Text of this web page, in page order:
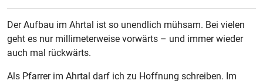
Der Aufbau im Ahrtal ist so unendlich mühsam. Bei vielen
geht es nur millimeterweise vorwärts – und immer wieder
auch mal rückwärts.
Als Pfarrer im Ahrtal darf ich zu Hoffnung schreiben. Im